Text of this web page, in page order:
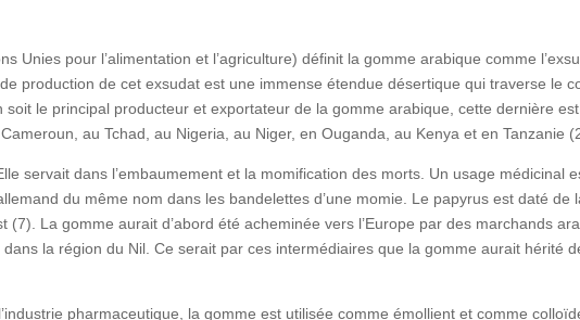
Unies pour l’alimentation et l’agriculture) définit la gomme arabique comme
production de cet exsudat est une immense étendue désertique qui traverse le
le principal producteur et exportateur de la gomme arabique, cette dernière
au Tchad, au Nigeria, au Niger, en Ouganda, au Kenya et en Tanzanie
servait dans l’embaumement et la momification des morts. Un usage médicinal
du même nom dans les bandelettes d’une momie. Le papyrus est daté de
(7). La gomme aurait d’abord été acheminée vers l’Europe par des marchands
la région du Nil. Ce serait par ces intermédiaires que la gomme aurait hérité
pharmaceutique, la gomme est utilisée comme émollient et comme